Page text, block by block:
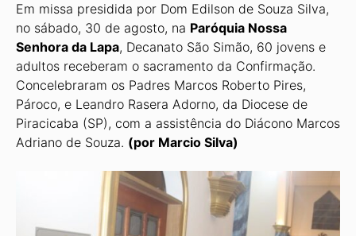
Em missa presidida por Dom Edilson de Souza Silva,
no sábado, 30 de agosto, na Pa­róquia Nossa
Senhora da Lapa, Decanato São Simão, 60 jovens e
adultos receberam o sacramento da Confirmação.
Concelebraram os Padres Marcos Roberto Pires,
Pároco, e Leandro Rasera Adorno, da Diocese de
Piracicaba (SP), com a assistência do Diácono Marcos
Adriano de Souza. (por Marcio Silva)